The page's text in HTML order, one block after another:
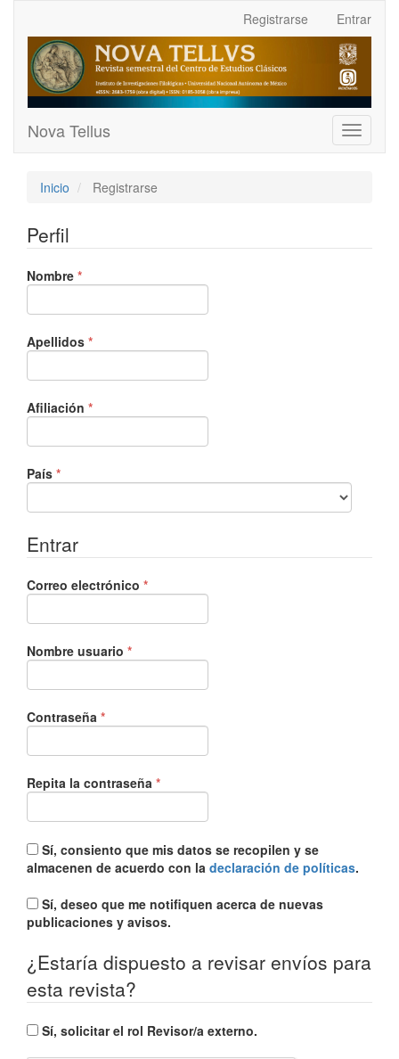
Contenido
principal
Barra
lateral
Registrarse Entrar
Toggle
Nova Tellus
Inicio Registrarse
Perfil
Nombre *Obligatorio
Apellidos *Obligatorio
Afiliación *Obligatorio
País *Obligatorio
Entrar
Correo electrónico *Obligatorio
Nombre usuario *Obligatorio
Contraseña *Obligatorio
Repita la contraseña *Obligatorio
almacenen de acuerdo con la declaración de políticas.
publicaciones y avisos.
¿Estaría dispuesto a revisar envíos para
esta revista?
Sí, solicitar el rol Revisor/a externo.